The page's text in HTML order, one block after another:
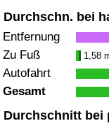
Durchschn. bei
Entfernung
Zu Fuß 1,58
Autofahrt
Gesamt
Durchschnitt bei